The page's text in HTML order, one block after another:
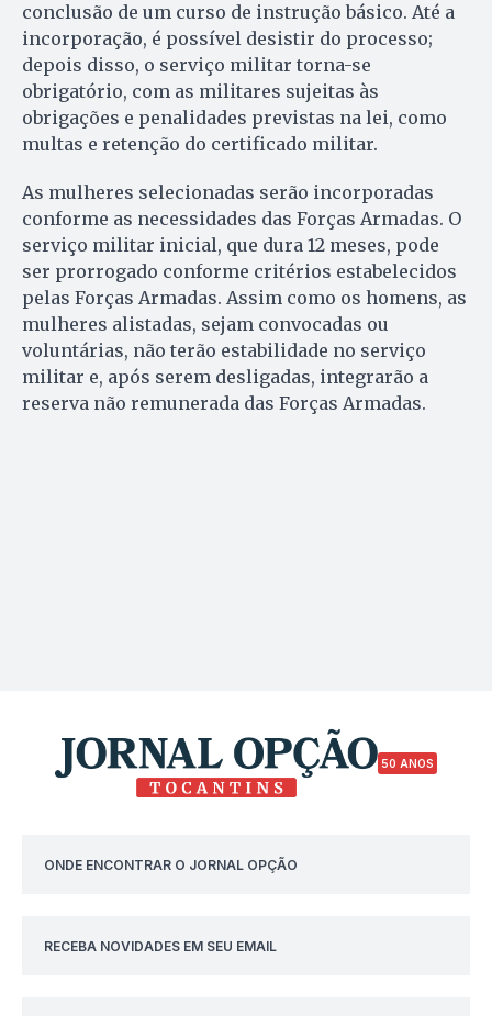
conclusão de um curso de instrução básico. Até a
incorporação, é possível desistir do processo;
depois disso, o serviço militar torna-se
obrigatório, com as militares sujeitas às
obrigações e penalidades previstas na lei, como
multas e retenção do certificado militar.
As mulheres selecionadas serão incorporadas
conforme as necessidades das Forças Armadas. O
serviço militar inicial, que dura 12 meses, pode
ser prorrogado conforme critérios estabelecidos
pelas Forças Armadas. Assim como os homens, as
mulheres alistadas, sejam convocadas ou
voluntárias, não terão estabilidade no serviço
militar e, após serem desligadas, integrarão a
reserva não remunerada das Forças Armadas.
50 ANOS
ONDE ENCONTRAR O JORNAL OPÇÃO
RECEBA NOVIDADES EM SEU EMAIL